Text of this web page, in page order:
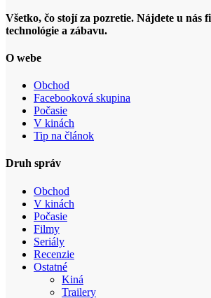
Všetko, čo stojí za pozretie. Nájdete u nás
technológie a zábavu.
O webe
Obchod
Facebooková skupina
Počasie
V kinách
Tip na článok
Druh správ
Obchod
V kinách
Počasie
Filmy
Seriály
Recenzie
Ostatné
Kiná
Trailery